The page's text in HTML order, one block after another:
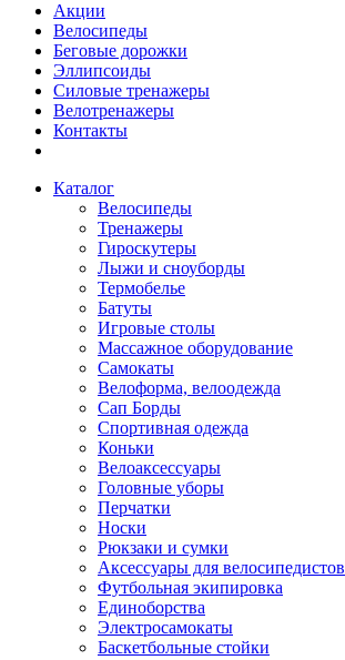
Акции
Велосипеды
Беговые дорожки
Эллипсоиды
Силовые тренажеры
Велотренажеры
Контакты
Каталог
Велосипеды
Тренажеры
Гироскутеры
Лыжи и сноуборды
Термобелье
Батуты
Игровые столы
Массажное оборудование
Самокаты
Велоформа, велоодежда
Сап Борды
Спортивная одежда
Коньки
Велоаксессуары
Головные уборы
Перчатки
Носки
Рюкзаки и сумки
Аксессуары для велосипедистов
Футбольная экипировка
Единоборства
Электросамокаты
Баскетбольные стойки